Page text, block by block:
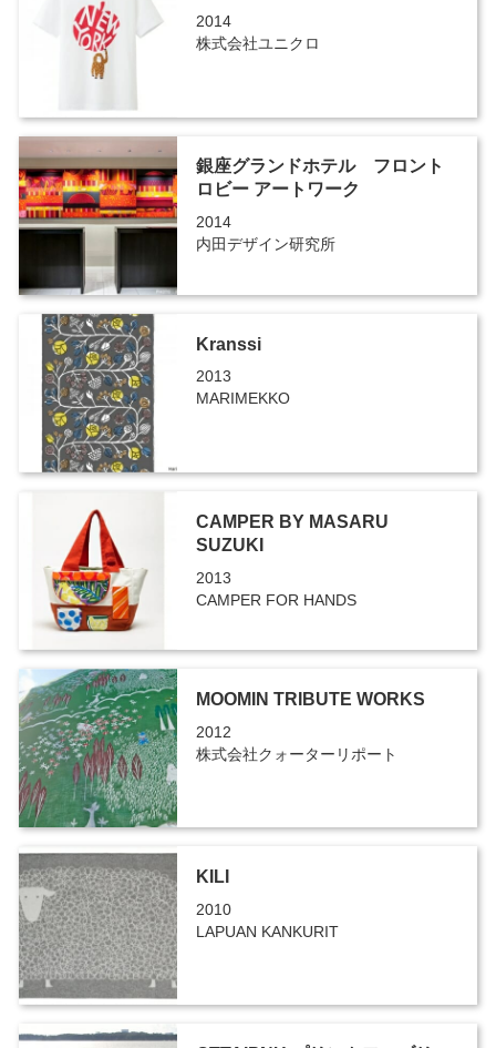
2014
株式会社ユニクロ
銀座グランドホテル フロント
ロビー アートワーク
2014
内田デザイン研究所
Kranssi
2013
MARIMEKKO
CAMPER BY MASARU
SUZUKI
2013
CAMPER FOR HANDS
MOOMIN TRIBUTE WORKS
2012
株式会社クォーターリポート
KILI
2010
LAPUAN KANKURIT